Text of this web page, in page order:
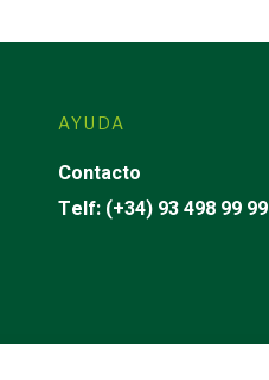
AYUDA
Contacto
Telf: (+34) 93 498 99 99